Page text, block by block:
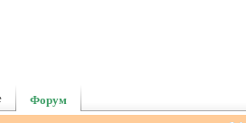
Форум